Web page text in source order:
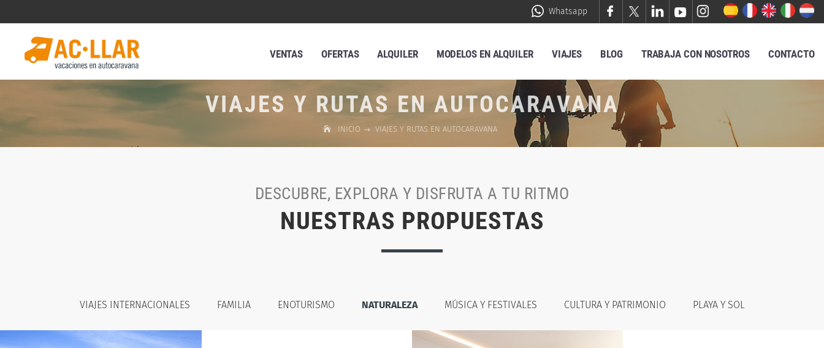
Whatsapp
VENTAS OFERTAS ALQUILER MODELOS EN ALQUILER VIAJES BLOG TRABAJA CON NOSOTROS CONTACTO
VIAJES Y RUTAS EN AUTOCARAVANA
INICIO VIAJES Y RUTAS EN AUTOCARAVANA
DESCUBRE, EXPLORA Y DISFRUTA A TU RITMO
NUESTRAS PROPUESTAS
VIAJES INTERNACIONALES FAMILIA ENOTURISMO NATURALEZA MÚSICA Y FESTIVALES CULTURA Y PATRIMONIO PLAYA Y SOL